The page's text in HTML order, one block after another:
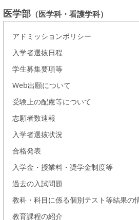
医学部 （医学科・看護学科）
アドミッションポリシー
入学者選抜日程
学生募集要項等
Web出願について
受験上の配慮等について
志願者数速報
入学者選抜状況
合格発表
入学金・授業料・奨学金制度等
過去の入試問題
教科・科目に係る個別テスト等結果の
教育課程の紹介